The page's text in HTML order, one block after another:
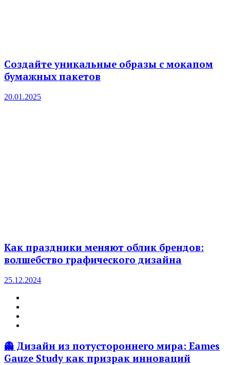
Создайте уникальные образы с мокапом
бумажных пакетов
20.01.2025
Как праздники меняют облик брендов:
волшебство графического дизайна
25.12.2024
👻 Дизайн из потустороннего мира: Eames
Gauze Study как призрак инноваций